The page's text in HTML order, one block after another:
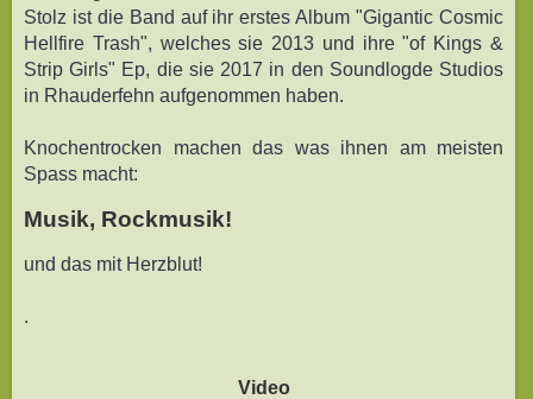
Stolz ist die Band auf ihr erstes Album "Gigantic Cosmic
Hellfire Trash", welches sie 2013 und ihre "of Kings &
Strip Girls" Ep, die sie 2017 in den Soundlogde Studios
in Rhauderfehn aufgenommen haben.
Knochentrocken machen das was ihnen am meisten
Spass macht:
Musik, Rockmusik!
und das mit Herzblut!
.
Video